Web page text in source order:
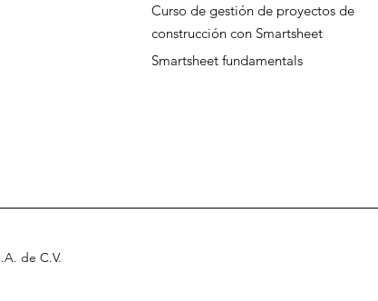
Curso de gestión de proyectos de
construcción con Smartsheet
Smartsheet fundamentals
.de C.V.